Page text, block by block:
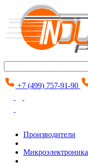
+7 (499) 757-91-90
Производители
Микроэлектроника